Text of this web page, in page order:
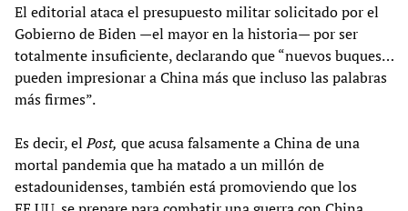
El editorial ataca el presupuesto militar solicitado por el
Gobierno de Biden —el mayor en la historia— por ser
totalmente insuficiente, declarando que “nuevos buques…
pueden impresionar a China más que incluso las palabras
más firmes”.
Es decir, elPost, que acusa falsamente a China de una
mortal pandemia que ha matado a un millón de
estadounidenses, también está promoviendo que los